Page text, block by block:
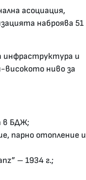
асоциация,
наброява 51
инфраструктура и
високото ниво за
в БДЖ;
парно отопление и
– 1934 г.;